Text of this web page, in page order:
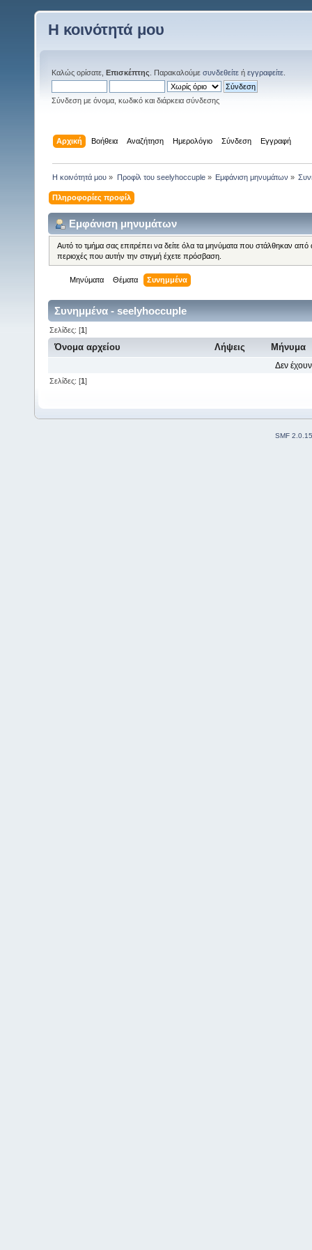
Η κοινότητά μου
Καλώς ορίσατε, Επισκέπτης . Παρακαλούμε συνδεθείτε ή εγγραφείτε
Σύνδεση με όνομα, κωδικό και διάρκεια σύνδεσης
Αρχική Βοήθεια Αναζήτηση Ημερολόγιο Σύνδεση Εγγραφή
Η κοινότητά μου » Προφίλ του seelyhoccuple» Εμφάνιση μηνυμάτων »
Πληροφορίες προφίλ
Εμφάνιση μηνυμάτων
Αυτό το τμήμα σας επιτρέπει να δείτε όλα τα μηνύματα που στάλθηκαν
περιοχές που αυτήν την στιγμή έχετε πρόσβαση.
Μηνύματα Θέματα Συνημμένα
Συνημμένα - seelyhoccuple
Σελίδες: [1]
Όνομα αρχείου Λήψεις Μήνυμα
Δεν
Σελίδες: [1]
SMF 2.0.15